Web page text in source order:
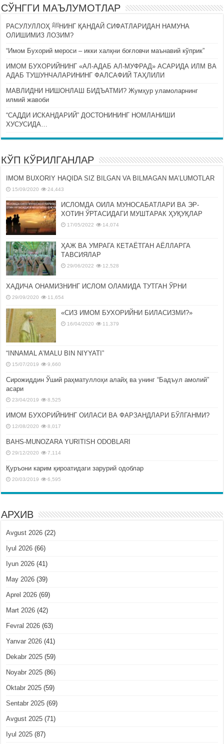
СЎНГГИ МАЪЛУМОТЛАР
РАСУЛУЛЛОҲ ﷺНИНГ ҚАНДАЙ СИФАТЛАРИДАН НАМУНА
ОЛИШИМИЗ ЛОЗИМ?
“Имом Бухорий мероси – икки халқни боғловчи маънавий кўприк”
ИМОМ БУХОРИЙНИНГ «АЛ-АДАБ АЛ-МУФРАД» АСАРИДА ИЛМ ВА
АДАБ ТУШУНЧАЛАРИНИНГ ФАЛСАФИЙ ТАҲЛИЛИ
МАВЛИДНИ НИШОНЛАШ БИДЪАТМИ? Жумҳур уламоларнинг
илмий жавоби
“САДДИ ИСКАНДАРИЙ” ДОСТОНИНИНГ НОМЛАНИШИ
ХУСУСИДА…
КЎП КЎРИЛГАНЛАР
IMOM BUXORIY HAQIDA SIZ BILGAN VA BILMAGAN MA’LUMOTLAR
15/09/2020 24,443
ИСЛОМДА ОИЛА МУНОСАБАТЛАРИ ВА ЭР-
ХОТИН ЎРТАСИДАГИ МУШТАРАК ҲУҚУҚЛАР
17/05/2022 14,074
ҲАЖ ВА УМРАГА КЕТАЁТГАН АЁЛЛАРГА
ТАВСИЯЛАР
29/06/2022 12,528
ХАДИЧА ОНАМИЗНИНГ ИСЛОМ ОЛАМИДА ТУТГАН ЎРНИ
29/09/2020 11,654
«СИЗ ИМОМ БУХОРИЙНИ БИЛАСИЗМИ?»
16/04/2020 11,379
“INNAMAL A’MALU BIN NIYYATI”
15/07/2019 9,660
Сирожиддин Ўший раҳматуллоҳи алайҳ ва унинг “Бадъул амолий”
асари
23/04/2019 8,525
ИМОМ БУХОРИЙНИНГ ОИЛАСИ ВА ФАРЗАНДЛАРИ БЎЛГАНМИ?
12/08/2020 8,017
BAHS-MUNOZARA YURITISH ODOBLARI
29/12/2020 7,114
Қуръони карим қироатидаги зарурий одоблар
20/03/2019 6,595
АРХИВ
Avgust 2026 (22)
Iyul 2026 (66)
Iyun 2026 (41)
May 2026 (39)
Aprel 2026 (69)
Mart 2026 (42)
Fevral 2026 (63)
Yanvar 2026 (41)
Dekabr 2025 (59)
Noyabr 2025 (86)
Oktabr 2025 (59)
Sentabr 2025 (69)
Avgust 2025 (71)
Iyul 2025 (87)